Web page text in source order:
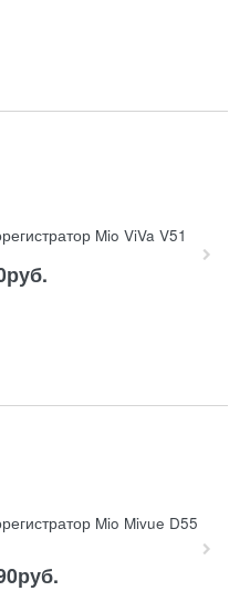
Mio ViVa V51
руб.
Mio Mivue D55
руб.